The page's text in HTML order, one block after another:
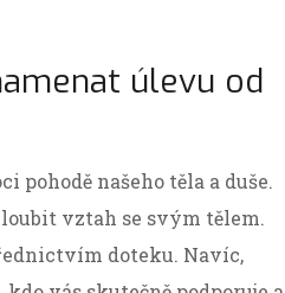
úlevu od
pohodě našeho těla a duše.
vztah se svým tělem.
doteku. Navíc,